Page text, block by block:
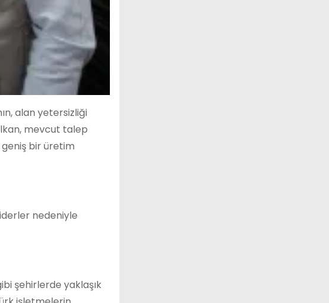
alan yetersizliği
mevcut talep
bir üretim
nedeniyle
şehirlerde yaklaşık